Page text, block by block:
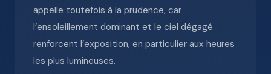
appelle toutefois à la prudence, car
l’ensoleillement dominant et le ciel dégagé
renforcent l’exposition, en particulier aux heures
les plus lumineuses.